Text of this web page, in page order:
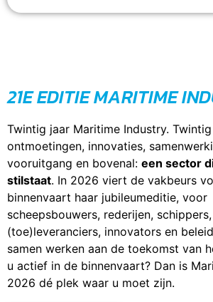
21E EDITIE MARITIME
Twintig jaar Maritime Industry.
ontmoetingen, innovaties,
vooruitgang en bovenal: een sector
stilstaat. In 2026 viert de vakbeurs
binnenvaart haar jubileumeditie, voor
scheepsbouwers, rederijen, schippers,
(toe)leveranciers, innovators en
samen werken aan de toekomst van
u actief in de binnenvaart? Dan is
2026 dé plek waar u moet zijn.